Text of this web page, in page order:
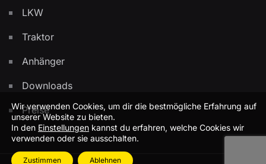
LKW
Traktor
Anhänger
Downloads
Preise
Wir verwenden Cookies, um dir die bestmögliche Erfahrung auf
unserer Website zu bieten.
In den Einstellungen kannst du erfahren, welche Cookies wir
verwenden oder sie ausschalten.
Zustimmen Ablehnen